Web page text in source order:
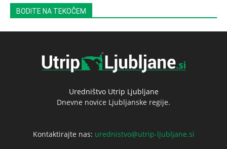
BODITE NA TEKOČEM
Uredništvo Utrip Ljubljane
Dnevne novice Ljubljanske regije.
Kontaktirajte nas: urednistvo@utrip-ljubljane.si